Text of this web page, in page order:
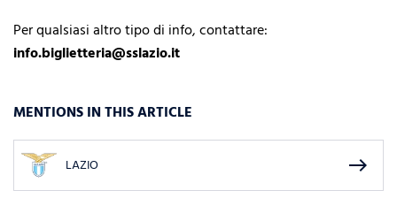
Per qualsiasi altro tipo di info, contattare:
info.biglietteria@sslazio.it
MENTIONS IN THIS ARTICLE
LAZIO east